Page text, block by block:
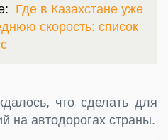
Где в Казахстане уже
скорость: список
что сделать для
на автодорогах страны.